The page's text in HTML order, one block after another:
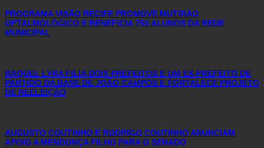
PROGRAMA VISÃO RECIFE PROMOVE MUTIRÃO
OFTALMOLÓGICO E BENEFICIA 750 ALUNOS DA REDE
MUNICIPAL
RAQUEL LYRA FILIA DOIS PREFEITOS E UM EX-PREFEITO DE
PARTIDO DA BASE DE JOÃO CAMPOS E FORTALECE PROJETO
DE REELEIÇÃO
AUGUSTO COUTINHO E RODRIGO COUTINHO ANUNCIAM
APOIO A MENDONÇA FILHO PARA O SENADO